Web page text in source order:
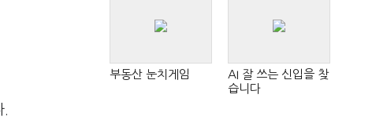
부동산 눈치게임
AI 잘 쓰는 신입을 찾
습니다